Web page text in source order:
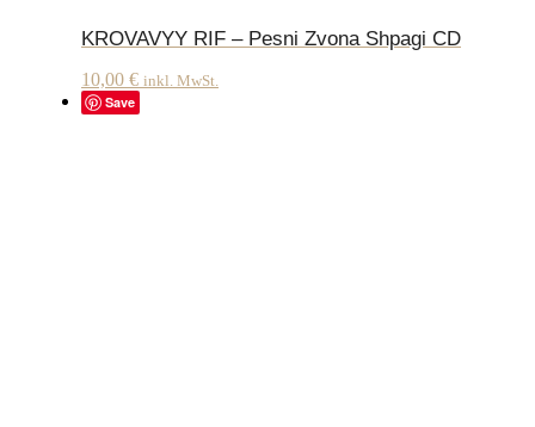
KROVAVYY RIF – Pesni Zvona Shpagi CD
10,00 € inkl. MwSt.
Save